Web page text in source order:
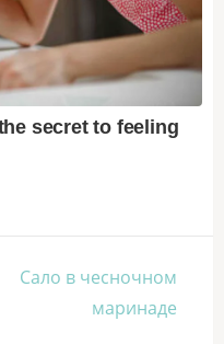
Сало в чесночном
маринаде